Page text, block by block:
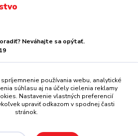
Neváhajte sa opýtať.
používania webu, analytické
súhlasu aj na účely cielenia reklamy
Nastavenie vlastných preferencií
upraviť odkazom v spodnej časti
stránok.